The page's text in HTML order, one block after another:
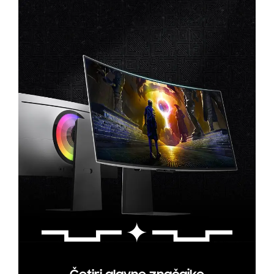
HDR TRUE BLACK I SJAJNA VIDLJIVOST BEZ
Certificirani VESA DisplayHDR True Black 400,
ovaj OLED panel pruža spektakularne
kontraste i prikaz najsitnijih detalja čak i u
tamnim scenama. Posebna tehnologija protiv
odsjaja (Glare Free) dodatno poboljšava
vidljivost, čak i u prostorijama s puno
ambijentalnog svjetla, što korisnicima
omogućuje potpunu fokusiranost bez
vizualnih smetnji.
INTELIGENTNE FUNKCIJE I UGRAĐENI
Ugrađeni Neo Quantum procesor koristi
umjetnu inteligenciju za optimizaciju slike u
stvarnom vremenu. Gaming Hub omogućuje
direktan pristup popularnim cloud gaming
potrebe za spajanjem na računalo ili konzolu.